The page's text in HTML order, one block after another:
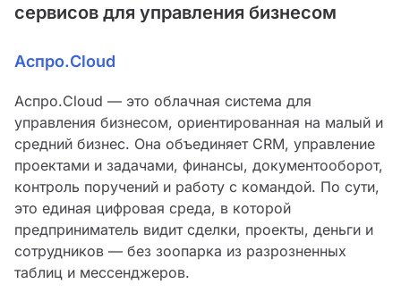
сервисов для управления бизнесом
Аспро.Cloud
Аспро.Cloud — это облачная система для
управления бизнесом, ориентированная на малый и
средний бизнес. Она объединяет CRM, управление
проектами и задачами, финансы, документооборот,
контроль поручений и работу с командой. По сути,
это единая цифровая среда, в которой
предприниматель видит сделки, проекты, деньги и
сотрудников — без зоопарка из разрозненных
таблиц и мессенджеров.